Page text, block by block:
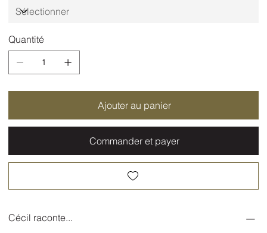
Quantité
Ajouter au panier
Commander et payer
Cécil raconte...